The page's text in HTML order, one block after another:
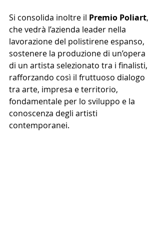
Si consolida inoltre il Premio Poliart,
che vedrà l’azienda leader nella
lavorazione del polistirene espanso,
sostenere la produzione di un’opera
di un artista selezionato tra i finalisti,
rafforzando così il fruttuoso dialogo
tra arte, impresa e territorio,
fondamentale per lo sviluppo e la
conoscenza degli artisti
contemporanei.